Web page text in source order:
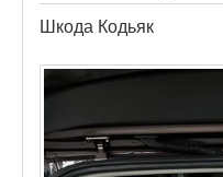
Шкода Кодьяк